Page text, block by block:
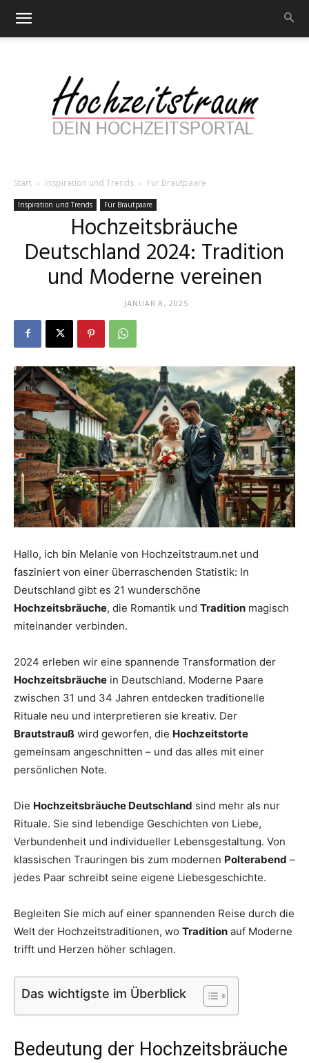
Hochzeitstraum
–
Portal
rund
um
das
Hochzeit
Start Inspiration und Trends Für Brautpaare
Inspiration und Trends Für Brautpaare
Hochzeitsbräuche
Deutschland 2024: Tradition
und Moderne vereinen
JANUAR 8, 2025
Hallo, ich bin Melanie von Hochzeitstraum.net und
fasziniert von einer überraschenden Statistik: In
Deutschland gibt es 21 wunderschöne
Hochzeitsbräuche, die Romantik und Tradition magisch
miteinander verbinden.
2024 erleben wir eine spannende Transformation der
Hochzeitsbräuche in Deutschland. Moderne Paare
zwischen 31 und 34 Jahren entdecken traditionelle
Rituale neu und interpretieren sie kreativ. Der
Brautstrauß wird geworfen, die Hochzeitstorte
gemeinsam angeschnitten – und das alles mit einer
persönlichen Note.
Die Hochzeitsbräuche Deutschland sind mehr als nur
Rituale. Sie sind lebendige Geschichten von Liebe,
Verbundenheit und individueller Lebensgestaltung. Von
klassischen Trauringen bis zum modernen Polterabend –
jedes Paar schreibt seine eigene Liebesgeschichte.
Begleiten Sie mich auf einer spannenden Reise durch die
Welt der Hochzeitstraditionen, wo Tradition auf Moderne
trifft und Herzen höher schlagen.
Das wichtigste im Überblick
Bedeutung der Hochzeitsbräuche